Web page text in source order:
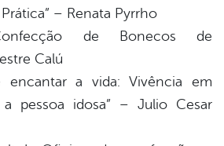
– Renata Pyrrho
de Bonecos de
Calú
encantar a vida: Vivência em
pessoa idosa” – Julio Cesar